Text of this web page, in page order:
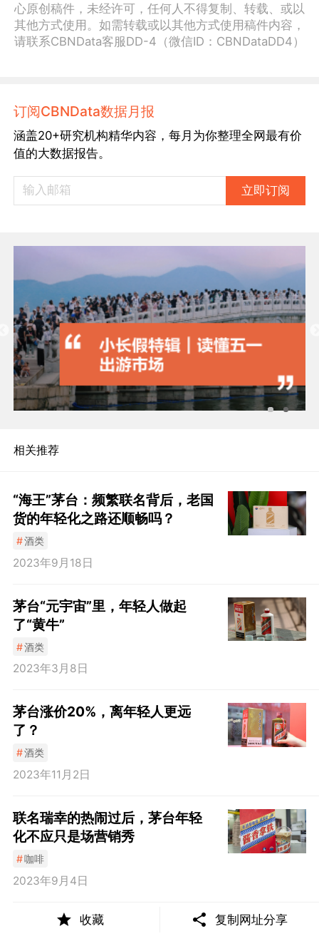
心原创稿件，未经许可，任何人不得复制、转载、或以
其他方式使用。如需转载或以其他方式使用稿件内容，
请联系CBNData客服DD-4（微信ID：CBNDataDD4）
订阅CBNData数据月报
涵盖20+研究机构精华内容，每月为你整理全网最有价
值的大数据报告。
立即订阅
相关推荐
“海王”茅台：频繁联名背后，老国
货的年轻化之路还顺畅吗？
#酒类
2023年9月18日
茅台“元宇宙”里，年轻人做起
了“黄牛”
#酒类
2023年3月8日
茅台涨价20%，离年轻人更远
了？
#酒类
2023年11月2日
联名瑞幸的热闹过后，茅台年轻
化不应只是场营销秀
#咖啡
2023年9月4日
收藏 复制网址分享